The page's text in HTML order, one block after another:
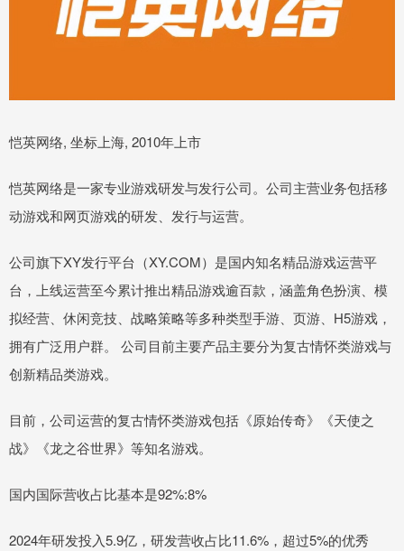
恺英网络, 坐标上海, 2010年上市
恺英网络是一家专业游戏研发与发行公司。公司主营业务包括移
动游戏和网页游戏的研发、发行与运营。
公司旗下XY发行平台（XY.COM）是国内知名精品游戏运营平
台，上线运营至今累计推出精品游戏逾百款，涵盖角色扮演、模
拟经营、休闲竞技、战略策略等多种类型手游、页游、H5游戏，
拥有广泛用户群。 公司目前主要产品主要分为复古情怀类游戏与
创新精品类游戏。
目前，公司运营的复古情怀类游戏包括《原始传奇》《天使之
战》《龙之谷世界》等知名游戏。
国内国际营收占比基本是92%:8%
2024年研发投入5.9亿，研发营收占比11.6%，超过5%的优秀